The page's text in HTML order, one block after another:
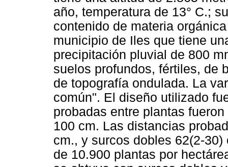
año, temperatura de 13° C.;
contenido de materia
municipio de Iles que tiene
precipitación pluvial de 800
suelos profundos, fértiles, de
de topografía ondulada. La
común". El diseño utilizado
probadas entre plantas
100 cm. Las distancias
cm., y surcos dobles 62(2-
de 10.900 plantas por